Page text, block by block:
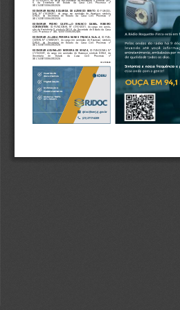
6,    da    Secretaria    de    Estado    da    Casa    Civil.    Processo    nº
SEI-150001/006508/2026.
EXONERAR  MARIA  EDUARDA  DE  AZEVEDO  BENTO,  ID  FUNCIO-
NAL  Nº  51678624/1,  do  cargo  em  comissão  de  Assessor,  símbolo
DAS-6,    da    Secretaria    de    Estado    da    Casa    Civil.    Processo    nº
SEI-150001/006508/2026.
EXONERAR
PEDRO    CASTELLO
BRANCO    DANIEL    RIBEIRO
GORENSTEIN,  ID  FUNCIONAL  Nº  51707403/1,  do  cargo  em  comis-
são  de  Assistente  II,  símbolo  DAI-6,  da  Secretaria  de  Estado  da  Casa
Civil.  Processo  nº  SEI-150001/006508/2026.
EXONERAR  JULIANA  PEREIRA  NUNES  FRANCA  VILELA ,  ID  FUN-
CIONAL  Nº  51680726/1,  do  cargo  em  comissão  de  Assessor,  símbolo
DAS-6,    da    Secretaria    de    Estado    da    Casa    Civil.    Processo    nº
SEI-150001/006508/2026.
EXONERAR  AGUINALDO  MOREIRA  DE  SOUZA ,  ID  FUNCIONAL  Nº
51735024/1,  do  cargo  em  comissão  de  Assessor,  símbolo  DAS-6,  da
Secretaria
de Estado da       Casa Civil. Processo
nº
SEI-150001/006508/2026.
Id:  2739649
rjdoc@ioerj.rj.gov.br
(21) 2717-6209
Guarda de
documentos
Digitalização
Indexação e
Gerenciamento
em nuvem